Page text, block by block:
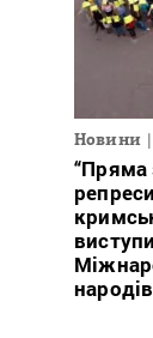
Новини
“Пряма